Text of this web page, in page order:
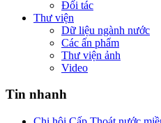
Đối tác
Thư viện
Dữ liệu ngành nước
Các ấn phẩm
Thư viện ảnh
Video
Tin nhanh